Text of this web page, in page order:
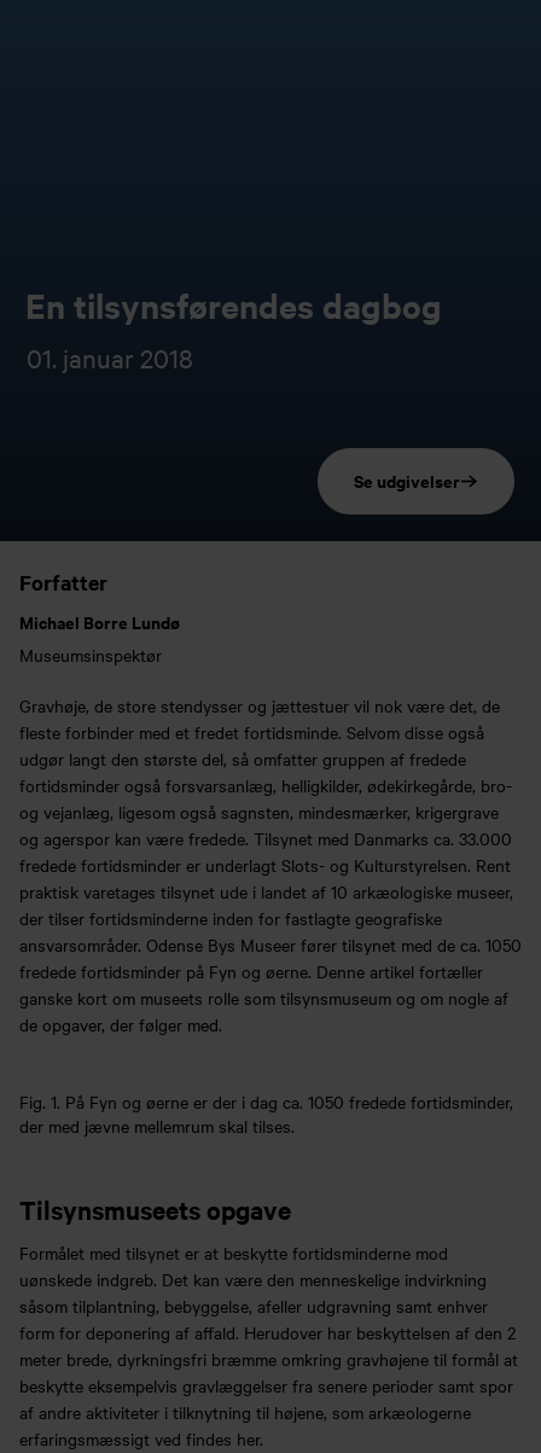
En tilsynsførendes dagbog
01. januar 2018
Se udgivelser
Forfatter
Michael Borre Lundø
Museumsinspektør
Gravhøje, de store stendysser og jættestuer vil nok være det, de
fleste forbinder med et fredet fortidsminde. Selvom disse også
udgør langt den største del, så omfatter gruppen af fredede
fortidsminder også forsvarsanlæg, helligkilder, ødekirkegårde, bro-
og vejanlæg, ligesom også sagnsten, mindesmærker, krigergrave
og agerspor kan være fredede. Tilsynet med Danmarks ca. 33.000
fredede fortidsminder er underlagt Slots- og Kulturstyrelsen. Rent
praktisk varetages tilsynet ude i landet af 10 arkæologiske museer,
der tilser fortidsminderne inden for fastlagte geografiske
ansvarsområder. Odense Bys Museer fører tilsynet med de ca. 1050
fredede fortidsminder på Fyn og øerne. Denne artikel fortæller
ganske kort om museets rolle som tilsynsmuseum og om nogle af
de opgaver, der følger med.
Fig. 1. På Fyn og øerne er der i dag ca. 1050 fredede fortidsminder,
der med jævne mellemrum skal tilses.
Tilsynsmuseets opgave
Formålet med tilsynet er at beskytte fortidsminderne mod
uønskede indgreb. Det kan være den menneskelige indvirkning
såsom tilplantning, bebyggelse, afeller udgravning samt enhver
form for deponering af affald. Herudover har beskyttelsen af den 2
meter brede, dyrkningsfri bræmme omkring gravhøjene til formål at
beskytte eksempelvis gravlæggelser fra senere perioder samt spor
af andre aktiviteter i tilknytning til højene, som arkæologerne
erfaringsmæssigt ved findes her.